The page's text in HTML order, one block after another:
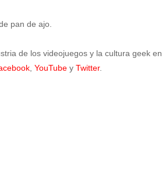
pan de ajo.
de los videojuegos y la cultura geek en
, YouTubey Twitter.